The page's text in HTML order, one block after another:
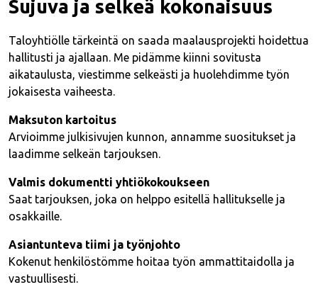
Sujuva ja selkeä kokonaisuus
Taloyhtiölle tärkeintä on saada maalausprojekti hoidettua
hallitusti ja ajallaan. Me pidämme kiinni sovitusta
aikataulusta, viestimme selkeästi ja huolehdimme työn
jokaisesta vaiheesta.
Maksuton kartoitus
Arvioimme julkisivujen kunnon, annamme suositukset ja
laadimme selkeän tarjouksen.
Valmis dokumentti yhtiökokoukseen
Saat tarjouksen, joka on helppo esitellä hallitukselle ja
osakkaille.
Asiantunteva tiimi ja työnjohto
Kokenut henkilöstömme hoitaa työn ammattitaidolla ja
vastuullisesti.